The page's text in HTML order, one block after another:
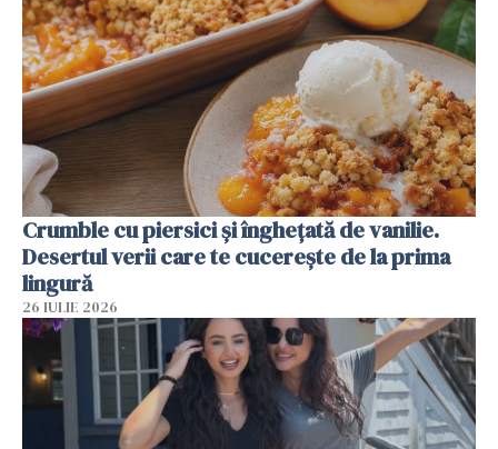
Crumble cu piersici și înghețată de vanilie.
Desertul verii care te cucerește de la prima
lingură
26 IULIE 2026